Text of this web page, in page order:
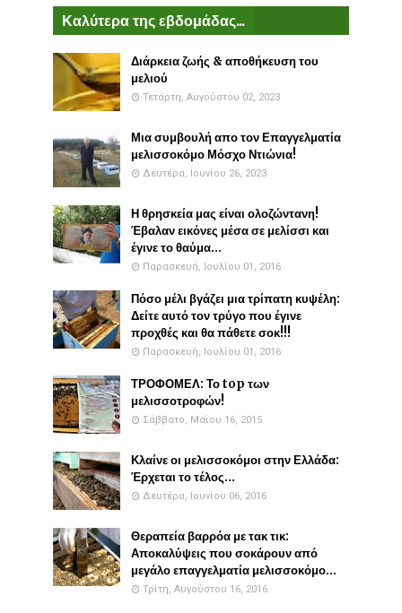
Καλύτερα της εβδομάδας...
Διάρκεια ζωής & αποθήκευση του
μελιού
Τετάρτη, Αυγούστου 02, 2023
Μια συμβουλή απο τον Επαγγελματία
μελισσοκόμο Μόσχο Ντιώνια!
Δευτέρα, Ιουνίου 26, 2023
Η θρησκεία μας είναι ολοζώντανη!
Έβαλαν εικόνες μέσα σε μελίσσι και
έγινε το θαύμα...
Παρασκευή, Ιουλίου 01, 2016
Πόσο μέλι βγάζει μια τρίπατη κυψέλη:
Δείτε αυτό τον τρύγο που έγινε
προχθές και θα πάθετε σοκ!!!
Παρασκευή, Ιουλίου 01, 2016
ΤΡΟΦΟΜΕΛ: Το top των
μελισσοτροφών!
Σάββατο, Μαΐου 16, 2015
Κλαίνε οι μελισσοκόμοι στην Ελλάδα:
Έρχεται το τέλος...
Δευτέρα, Ιουνίου 06, 2016
Θεραπεία βαρρόα με τακ τικ:
Αποκαλύψεις που σοκάρουν από
μεγάλο επαγγελματία μελισσοκόμο...
Τρίτη, Αυγούστου 16, 2016